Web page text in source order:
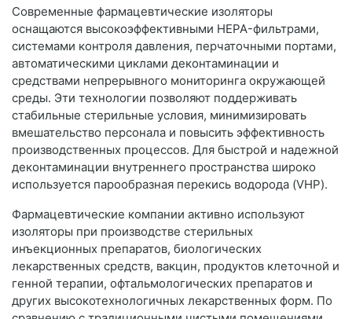
Современные фармацевтические изоляторы
оснащаются высокоэффективными HEPA-фильтрами,
системами контроля давления, перчаточными портами,
автоматическими циклами деконтаминации и
средствами непрерывного мониторинга окружающей
среды. Эти технологии позволяют поддерживать
стабильные стерильные условия, минимизировать
вмешательство персонала и повысить эффективность
производственных процессов. Для быстрой и надежной
деконтаминации внутреннего пространства широко
используется парообразная перекись водорода (VHP).
Фармацевтические компании активно используют
изоляторы при производстве стерильных
инъекционных препаратов, биологических
лекарственных средств, вакцин, продуктов клеточной и
генной терапии, офтальмологических препаратов и
других высокотехнологичных лекарственных форм. По